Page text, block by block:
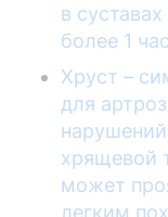
в
более 1
Хруст –
для
хрящевой
может